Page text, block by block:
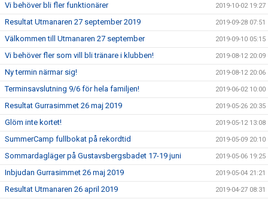
Vi behöver bli fler funktionärer 2019-10-02 19:27
Resultat Utmanaren 27 september 2019 2019-09-28 07:51
Välkommen till Utmanaren 27 september 2019-09-10 05:15
Vi behöver fler som vill bli tränare i klubben! 2019-08-12 20:09
Ny termin närmar sig! 2019-08-12 20:06
Terminsavslutning 9/6 för hela familjen! 2019-06-02 10:00
Resultat Gurrasimmet 26 maj 2019 2019-05-26 20:35
Glöm inte kortet! 2019-05-12 13:08
SummerCamp fullbokat på rekordtid 2019-05-09 20:10
Sommardagläger på Gustavsbergsbadet 17-19 juni 2019-05-06 19:25
Inbjudan Gurrasimmet 26 maj 2019 2019-05-04 21:21
Resultat Utmanaren 26 april 2019 2019-04-27 08:31